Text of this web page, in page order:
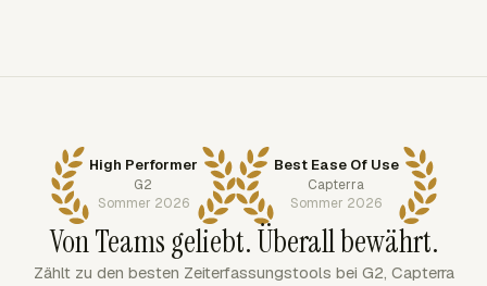
High Performer
G2
Sommer 2026
Best Ease Of Use
Capterra
Sommer 2026
Von Teams geliebt. Überall bewährt.
Zählt zu den besten Zeiterfassungstools bei G2, Capterra